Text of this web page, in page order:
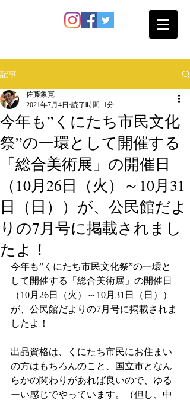
記事
今年も”くにたち市民文化
祭”の一環として開催する
「総合美術展」の開催日
（10月26日（火）～10月31
日（日））が、公民館だよ
りの7月号に掲載されまし
たよ！
佐藤象寛
2021年7月4日 読了時間: 1分
今年も”くにたち市民文化祭”の一環と
して開催する「総合美術展」の開催日
（10月26日（火）～10月31日（日））
が、公民館だよりの7月号に掲載されま
したよ！
出品資格は、くにたち市民にお住まい
の方はもちろんのこと、国立市となん
らかの関わりがあれば良いので、ゆる
ーい感じでやっています。（但し、中